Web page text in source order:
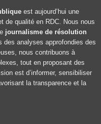
est aujourd’hui une
de qualité en RDC. Nous nous
journalisme de résolution
des analyses approfondies des
nous contribuons à
tout en proposant des
est d’informer, sensibiliser
la transparence et la